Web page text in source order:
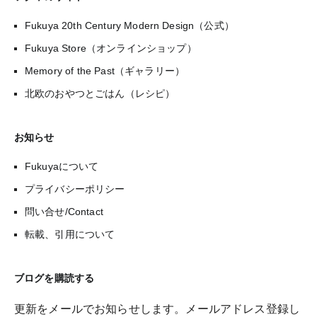
Fukuya 20th Century Modern Design（公式）
Fukuya Store（オンラインショップ）
Memory of the Past（ギャラリー）
北欧のおやつとごはん（レシピ）
お知らせ
Fukuyaについて
プライバシーポリシー
問い合せ/Contact
転載、引用について
ブログを購読する
更新をメールでお知らせします。メールアドレス登録し